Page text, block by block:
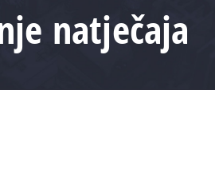
natječaja